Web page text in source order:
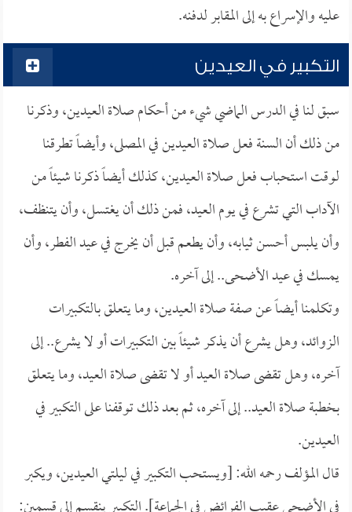
عليه والإسراع به إلى المقابر لدفنه.
التكبير في العيدين
سبق لنا في الدرس الماضي شيء من أحكام صلاة العيدين، وذكرنا
من ذلك أن السنة فعل صلاة العيدين في المصلى، وأيضاً تطرقنا
لوقت استحباب فعل صلاة العيدين، كذلك أيضاً ذكرنا شيئاً من
الآداب التي تشرع في يوم العيد، فمن ذلك أن يغتسل، وأن يتنظف،
وأن يلبس أحسن ثيابه، وأن يطعم قبل أن يخرج في عيد الفطر، وأن
يمسك في عيد الأضحى.. إلى آخره.
وتكلمنا أيضاً عن صفة صلاة العيدين، وما يتعلق بالتكبيرات
الزوائد، وهل يشرع أن يذكر شيئاً بين التكبيرات أو لا يشرع.. إلى
آخره، وهل تقضى صلاة العيد أو لا تقضى صلاة العيد، وما يتعلق
بخطبة صلاة العيد.. إلى آخره، ثم بعد ذلك توقفنا على التكبير في
العيدين.
قال المؤلف رحمه الله: [ويستحب التكبير في ليلتي العيدين، ويكبر